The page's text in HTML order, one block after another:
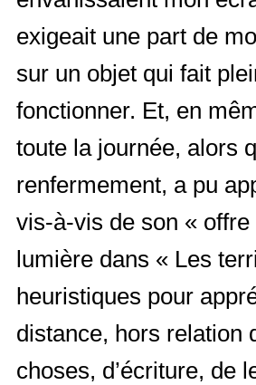
exigeait une part de
sur un objet qui fait
fonctionner. Et, en
toute la journée, alors
renfermement, a pu
vis-à-vis de son «
lumière dans « Les
heuristiques pour
distance, hors relation
choses, d’écriture, de